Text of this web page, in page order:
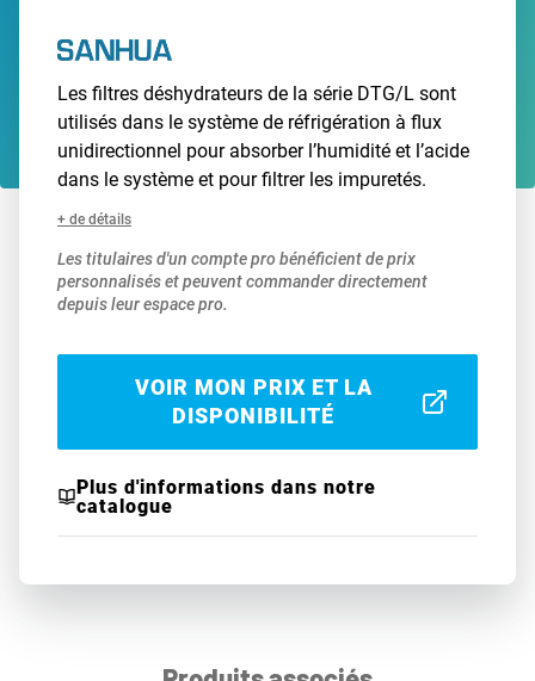
Les filtres déshydrateurs de la série DTG/L sont
utilisés dans le système de réfrigération à flux
unidirectionnel pour absorber l’humidité et l’acide
dans le système et pour filtrer les impuretés.
+ de détails
Les titulaires d'un compte pro bénéficient de prix
personnalisés et peuvent commander directement
depuis leur espace pro.
VOIR MON PRIX ET LA
DISPONIBILITÉ
Plus d'informations dans notre
catalogue